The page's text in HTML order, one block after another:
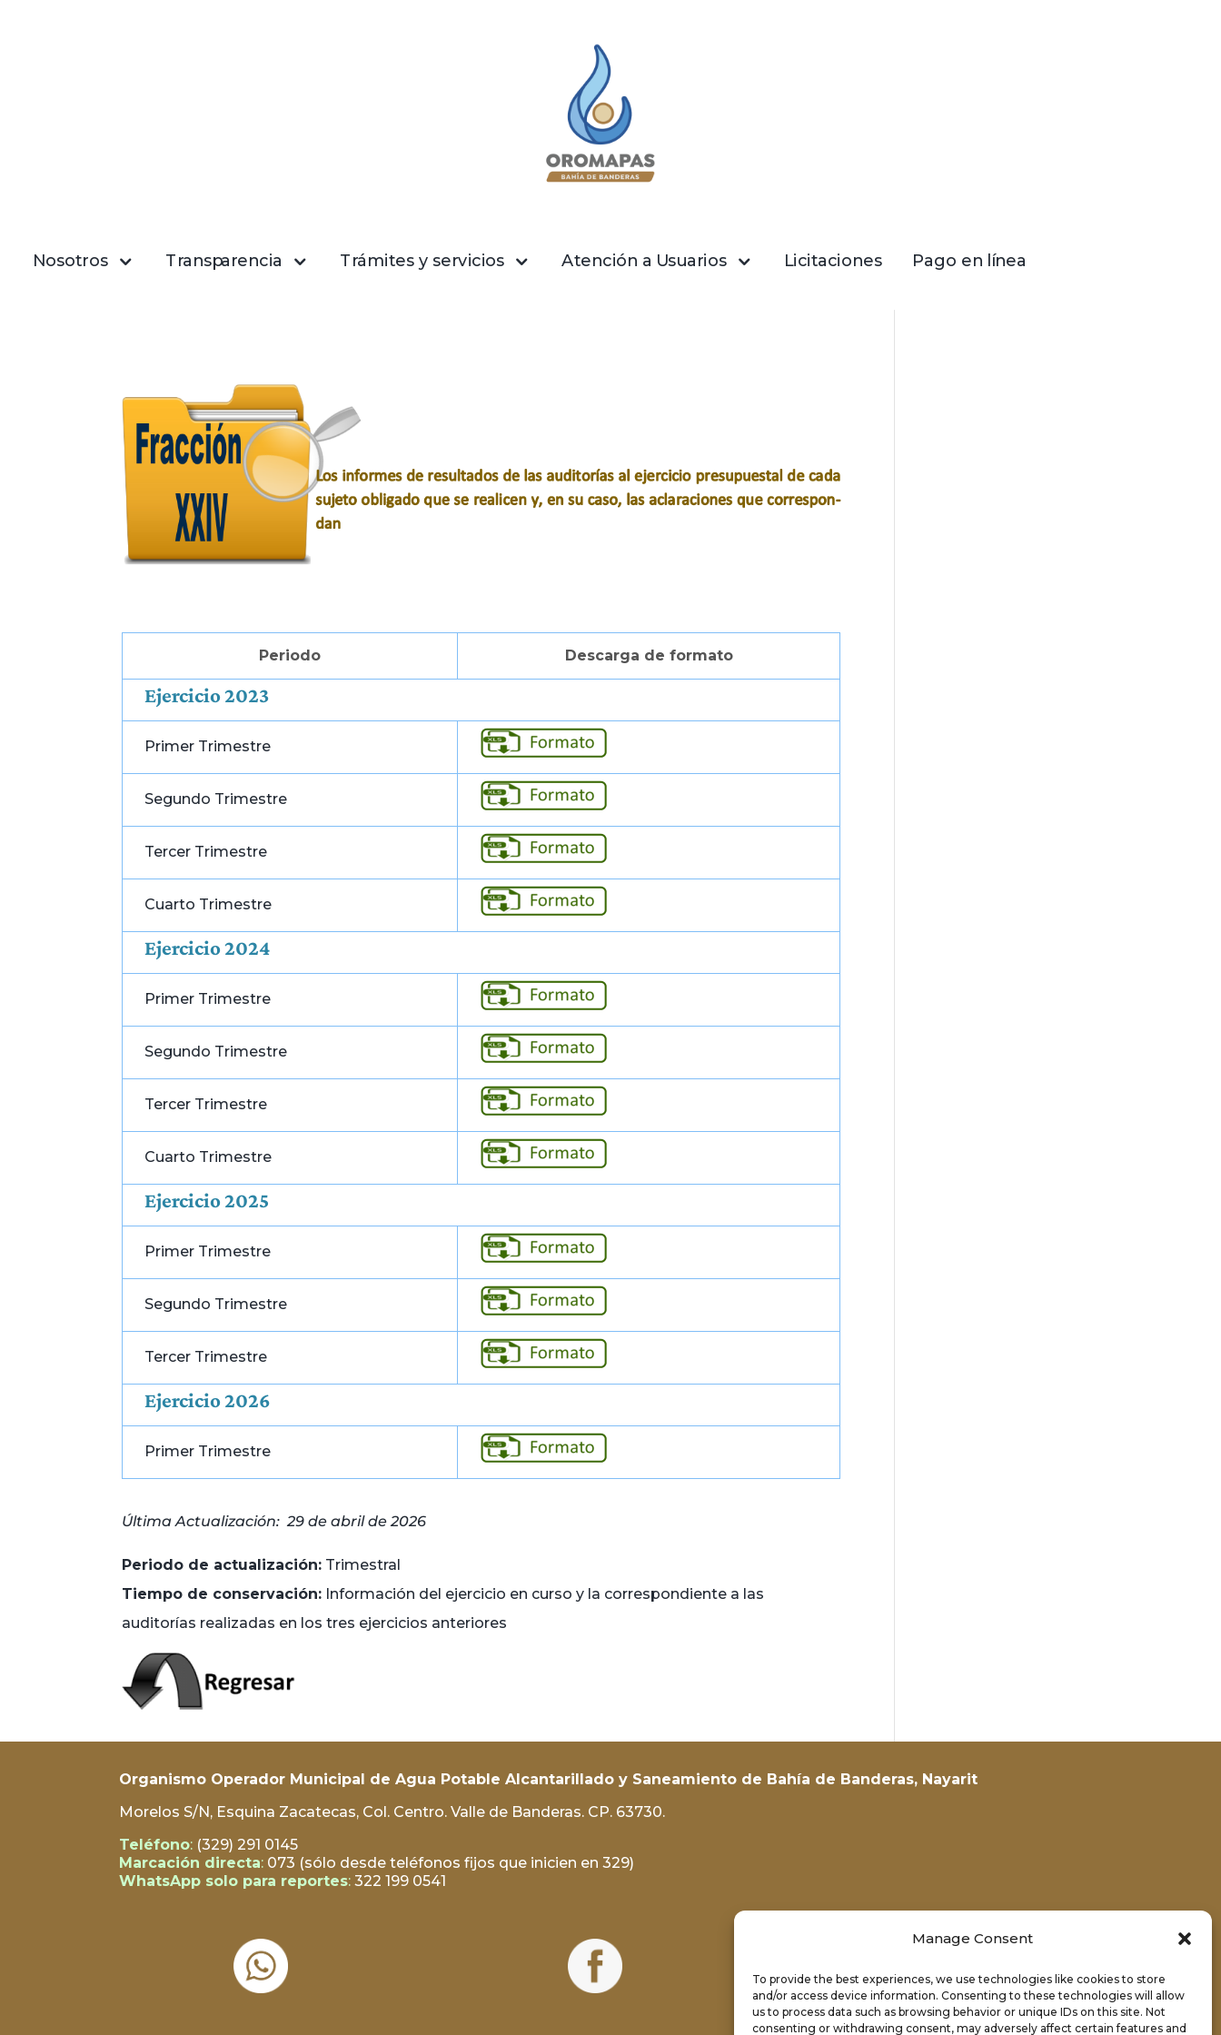
Manage Consent
To provide the best experiences, we use technologies like cookies to store
and/or access device information. Consenting to these technologies will allow
us to process data such as browsing behavior or unique IDs on this site. Not
consenting or withdrawing consent, may adversely affect certain features and
Nosotros Transparencia Trámites y servicios Atención a Usuarios Licitaciones Pago en línea
Periodo Descarga de formato
Ejercicio 2023
Primer Trimestre
Segundo Trimestre
Tercer Trimestre
Cuarto Trimestre
Ejercicio 2024
Primer Trimestre
Segundo Trimestre
Tercer Trimestre
Cuarto Trimestre
Ejercicio 2025
Primer Trimestre
Segundo Trimestre
Tercer Trimestre
Ejercicio 2026
Primer Trimestre
Última Actualización: 29 de abril de 2026
Periodo de actualización: Trimestral
Tiempo de conservación: Información del ejercicio en curso y la correspondiente a las
auditorías realizadas en los tres ejercicios anteriores
Organismo Operador Municipal de Agua Potable Alcantarillado y Saneamiento de Bahía de Banderas, Nayarit
Morelos S/N, Esquina Zacatecas, Col. Centro. Valle de Banderas. CP. 63730.
Teléfono: (329) 291 0145
Marcación directa: 073 (sólo desde teléfonos fijos que inicien en 329)
WhatsApp solo para reportes: 322 199 0541